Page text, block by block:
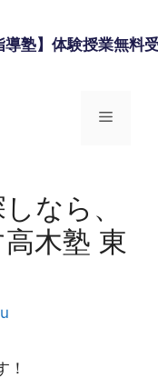
塾】体験授業無料
メ
ュ
なら、
木塾 東
！